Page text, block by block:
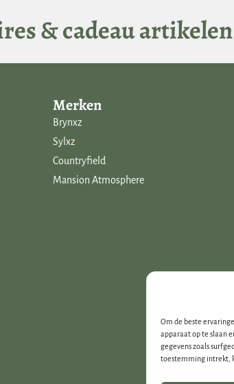
Om de beste
apparaat op te slaan
gegevens zoals
toestemming intrekt,
& cadeau
Merken
Brynxz
Sylxz
Countryfield
Mansion Atmosphere